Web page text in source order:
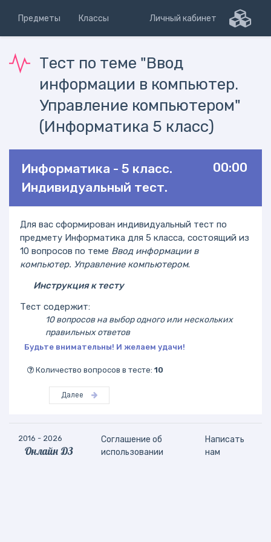
Предметы Классы Личный кабинет
Тест по теме "Ввод
информации в компьютер.
Управление компьютером"
(Информатика 5 класс)
00:00
Информатика - 5 класс.
Индивидуальный тест.
Для вас сформирован индивидуальный тест по
предмету Информатика для 5 класса, состоящий из
10 вопросов по теме Ввод информации в
компьютер. Управление компьютером.
Инструкция к тесту
Тест содержит:
10 вопросов на выбор одного или нескольких
правильных ответов
Будьте внимательны! И желаем удачи!
Количество вопросов в тесте: 10
Далее
2016 - 2026
Онлайн ДЗ
Соглашение об
использовании
Написать
нам